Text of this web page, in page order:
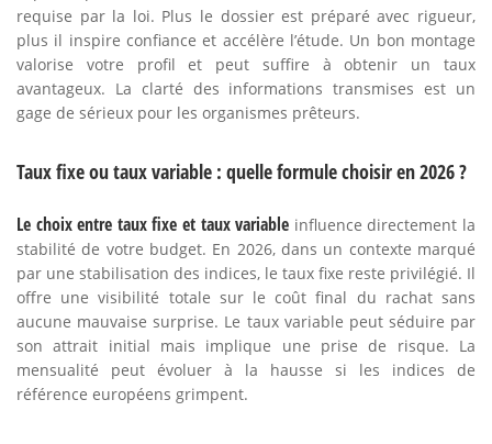
requise par la loi. Plus le dossier est préparé avec rigueur,
plus il inspire confiance et accélère l’étude. Un bon montage
valorise votre profil et peut suffire à obtenir un taux
avantageux. La clarté des informations transmises est un
gage de sérieux pour les organismes prêteurs.
Taux fixe ou taux variable : quelle formule choisir en 2026 ?
Le choix entre taux fixe et taux variable influence directement la
stabilité de votre budget. En 2026, dans un contexte marqué
par une stabilisation des indices, le taux fixe reste privilégié. Il
offre une visibilité totale sur le coût final du rachat sans
aucune mauvaise surprise. Le taux variable peut séduire par
son attrait initial mais implique une prise de risque. La
mensualité peut évoluer à la hausse si les indices de
référence européens grimpent.